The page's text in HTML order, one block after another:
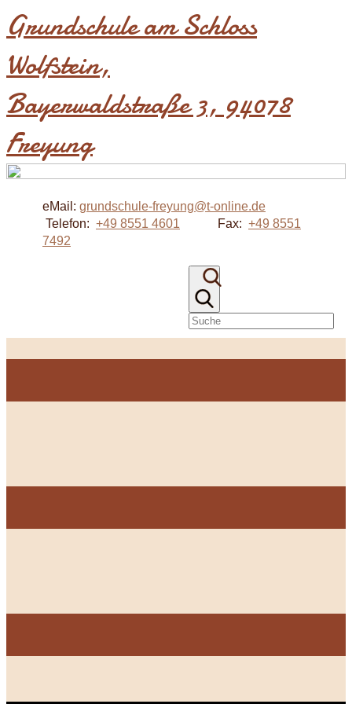
Grundschule am Schloss
Wolfstein​,
Bayerwaldstraße 3, 94078
Freyung
eMail: grundschule-freyung@t-online.de
Telefon: +49 8551 4601 Fax: +49 8551
7492